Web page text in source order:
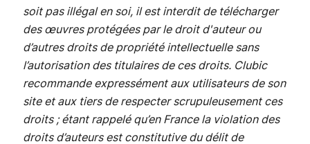
soit pas illégal en soi, il est interdit de télécharger
des œuvres protégées par le droit d'auteur ou
d’autres droits de propriété intellectuelle sans
l’autorisation des titulaires de ces droits. Clubic
recommande expressément aux utilisateurs de son
site et aux tiers de respecter scrupuleusement ces
droits ; étant rappelé qu’en France la violation des
droits d’auteurs est constitutive du délit de